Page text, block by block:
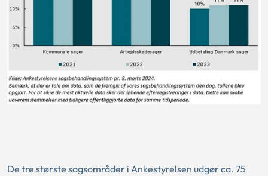
De tre største sagsområder i Ankestyrelsen udgør ca. 75